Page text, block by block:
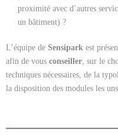
proximité avec d’autres
un bâtiment) ?
L’équipe de Sensipark est
afin de vous conseiller , sur le
techniques nécessaires, de la
la disposition des modules les